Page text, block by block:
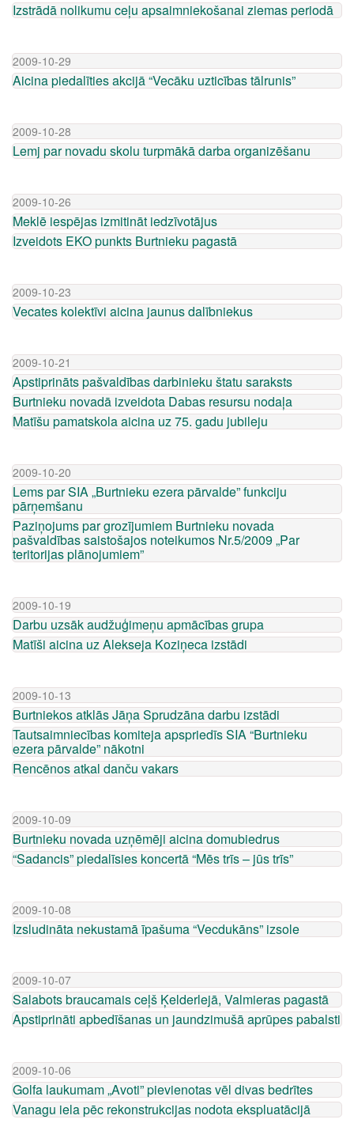
Izstrādā nolikumu ceļu apsaimniekošanai ziemas periodā
2009-10-29
Aicina piedalīties akcijā “Vecāku uzticības tālrunis”
2009-10-28
Lemj par novadu skolu turpmākā darba organizēšanu
2009-10-26
Meklē iespējas izmitināt iedzīvotājus
Izveidots EKO punkts Burtnieku pagastā
2009-10-23
Vecates kolektīvi aicina jaunus dalībniekus
2009-10-21
Apstiprināts pašvaldības darbinieku štatu saraksts
Burtnieku novadā izveidota Dabas resursu nodaļa
Matīšu pamatskola aicina uz 75. gadu jubileju
2009-10-20
Lems par SIA „Burtnieku ezera pārvalde” funkciju
pārņemšanu
Paziņojums par grozījumiem Burtnieku novada
pašvaldības saistošajos noteikumos Nr.5/2009 „Par
teritorijas plānojumiem”
2009-10-19
Darbu uzsāk audžuģimeņu apmācības grupa
Matīši aicina uz Alekseja Koziņeca izstādi
2009-10-13
Burtniekos atklās Jāņa Sprudzāna darbu izstādi
Tautsaimniecības komiteja apspriedīs SIA “Burtnieku
ezera pārvalde” nākotni
Rencēnos atkal danču vakars
2009-10-09
Burtnieku novada uzņēmēji aicina domubiedrus
“Sadancis” piedalīsies koncertā “Mēs trīs – jūs trīs”
2009-10-08
Izsludināta nekustamā īpašuma “Vecdukāns” izsole
2009-10-07
Salabots braucamais ceļš Ķelderlejā, Valmieras pagastā
Apstiprināti apbedīšanas un jaundzimušā aprūpes pabalsti
2009-10-06
Golfa laukumam „Avoti” pievienotas vēl divas bedrītes
Vanagu iela pēc rekonstrukcijas nodota ekspluatācijā